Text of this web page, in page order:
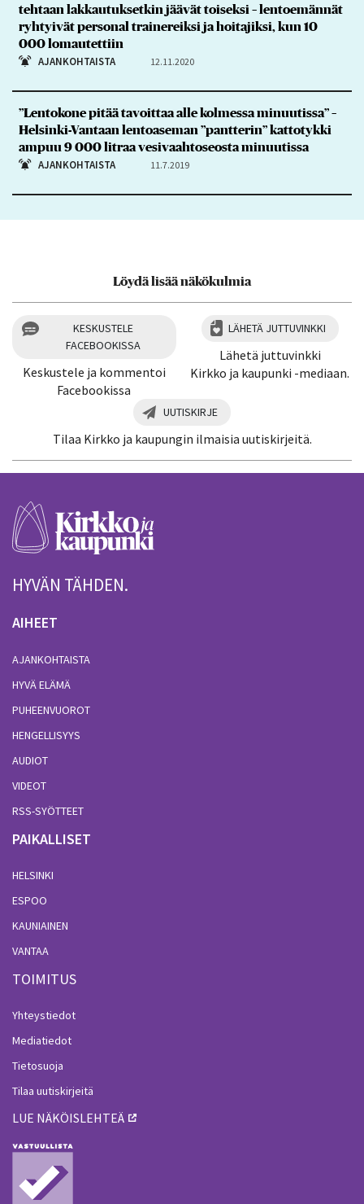
tehtaan lakkautuksetkin jäävät toiseksi – lentoemännät
ryhtyivät personal trainereiksi ja hoitajiksi, kun 10
000 lomautettiin
AJANKOHTAISTA 12.11.2020
”Lentokone pitää tavoittaa alle kolmessa minuutissa” –
Helsinki-Vantaan lentoaseman ”pantterin” kattotykki
ampuu 9 000 litraa vesivaahtoseosta minuutissa
AJANKOHTAISTA 11.7.2019
Löydä lisää näkökulmia
KESKUSTELE
FACEBOOKISSA
Keskustele ja kommentoi
Facebookissa
LÄHETÄ JUTTUVINKKI
Lähetä juttuvinkki
Kirkko ja kaupunki -mediaan.
UUTISKIRJE
Tilaa Kirkko ja kaupungin ilmaisia uutiskirjeitä.
HYVÄN TÄHDEN.
AIHEET
AJANKOHTAISTA
HYVÄ ELÄMÄ
PUHEENVUOROT
HENGELLISYYS
AUDIOT
VIDEOT
RSS-SYÖTTEET
PAIKALLISET
HELSINKI
ESPOO
KAUNIAINEN
VANTAA
TOIMITUS
Yhteystiedot
Mediatiedot
Tietosuoja
Tilaa uutiskirjeitä
LUE NÄKÖISLEHTEÄ